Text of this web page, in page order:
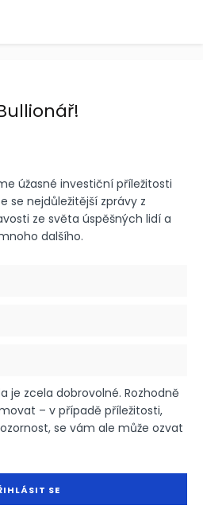
úžasné investiční příležitosti
se nejdůležitější zprávy z
ze světa úspěšných lidí a
dalšího.
je zcela dobrovolné. Rozhodně
– v případě příležitosti,
se vám ale může ozvat